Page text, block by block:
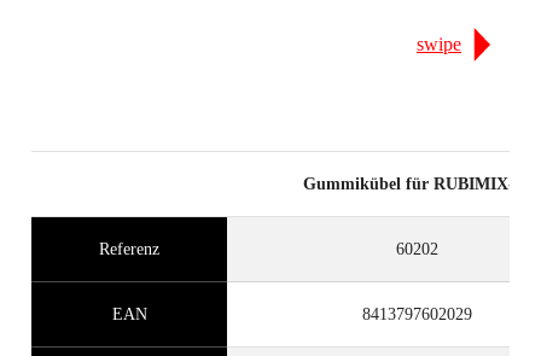
swipe
Gummikübel für RUBIMIX-50
Referenz 60202
EAN 8413797602029